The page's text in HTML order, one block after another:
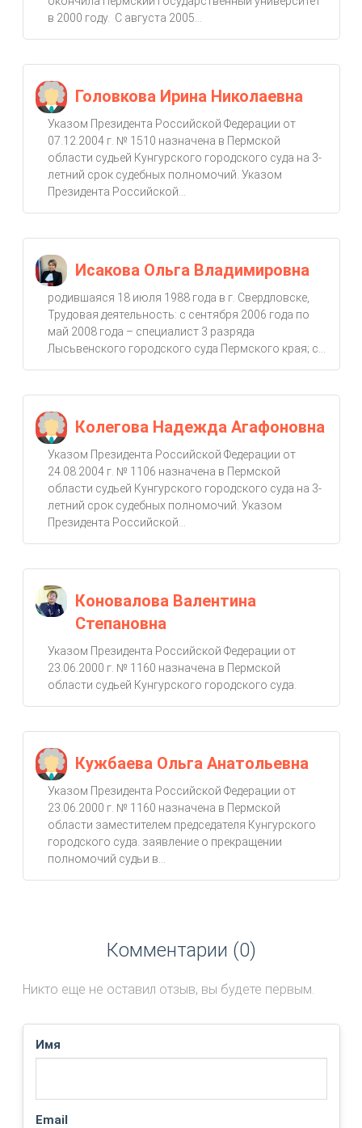
в 2000 году. С августа 2005...
Головкова Ирина Николаевна
Указом Президента Российской Федерации от
07.12.2004 г. № 1510 назначена в Пермской
области судьей Кунгурского городского суда на 3-
летний срок судебных полномочий. Указом
Президента Российской...
Исакова Ольга Владимировна
родившаяся 18 июля 1988 года в г. Свердловске,
Трудовая деятельность: с сентября 2006 года по
май 2008 года – специалист 3 разряда
Лысьвенского городского суда Пермского края; с...
Колегова Надежда Агафоновна
Указом Президента Российской Федерации от
24.08.2004 г. № 1106 назначена в Пермской
области судьей Кунгурского городского суда на 3-
летний срок судебных полномочий. Указом
Президента Российской...
Коновалова Валентина
Степановна
Указом Президента Российской Федерации от
23.06.2000 г. № 1160 назначена в Пермской
области судьей Кунгурского городского суда.
Кужбаева Ольга Анатольевна
Указом Президента Российской Федерации от
23.06.2000 г. № 1160 назначена в Пермской
области заместителем председателя Кунгурского
городского суда. заявление о прекращении
полномочий судьи в...
Комментарии (0)
Никто еще не оставил отзыв, вы будете первым.
Имя
Email